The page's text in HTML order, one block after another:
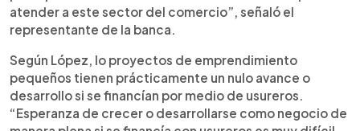
atender a este sector del comercio”, señaló el
representante de la banca.
Según López, lo proyectos de emprendimiento
pequeños tienen prácticamente un nulo avance o
desarrollo si se financían por medio de usureros.
“Esperanza de crecer o desarrollarse como negocio de